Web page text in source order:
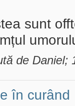
sunt
de
în curând